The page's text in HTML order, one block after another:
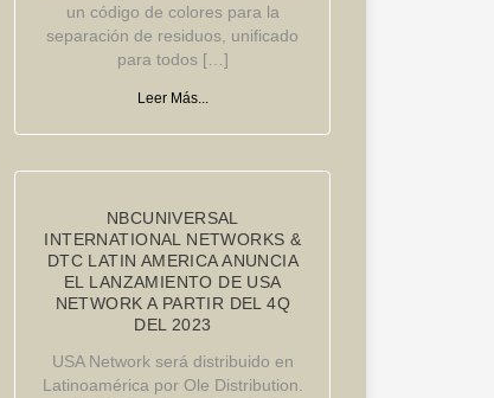
un código de colores para la
separación de residuos, unificado
para todos […]
Leer Más...
NBCUNIVERSAL
INTERNATIONAL NETWORKS &
DTC LATIN AMERICA ANUNCIA
EL LANZAMIENTO DE USA
NETWORK A PARTIR DEL 4Q
DEL 2023
USA Network será distribuido en
Latinoamérica por Ole Distribution.